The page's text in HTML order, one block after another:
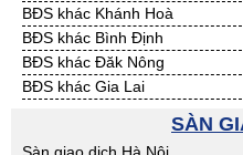
BĐS khác Khánh Hoà
BĐS khác Bình Định
BĐS khác Đăk Nông
BĐS khác Gia Lai
BĐS khác Ninh ThuậnSÀN